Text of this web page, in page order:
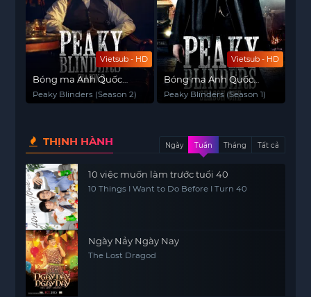
Vietsub - HD
Bóng ma Anh Quốc
(Phần 2)
Peaky Blinders (Season 2)
Vietsub - HD
Bóng ma Anh Quốc
(Phần 1)
Peaky Blinders (Season 1)
THỊNH HÀNH Ngày Tuần Tháng Tất cả
10 việc muốn làm trước tuổi 40
10 Things I Want to Do Before I Turn 40
Ngày Nảy Ngày Nay
The Lost Dragod